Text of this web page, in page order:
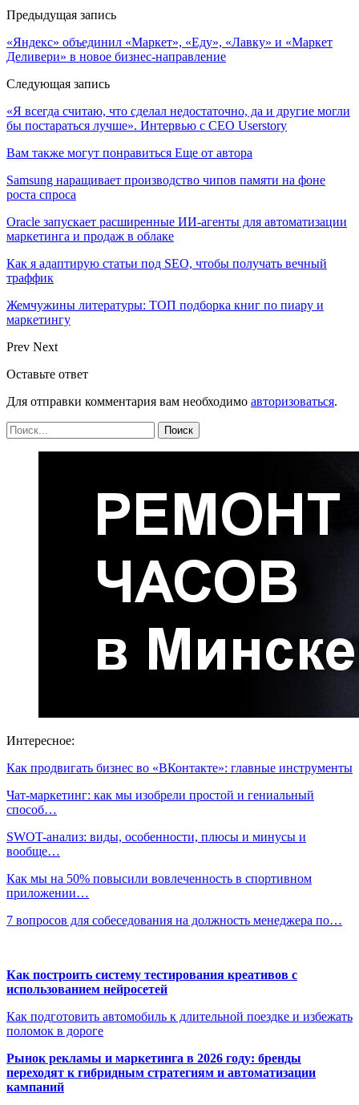
Предыдущая запись
«Яндекс» объединил «Маркет», «Еду», «Лавку» и «Маркет
Деливери» в новое бизнес-направление
Следующая запись
«Я всегда считаю, что сделал недостаточно, да и другие могли
бы постараться лучше». Интервью с СЕО Userstory
Вам также могут понравиться Еще от автора
Samsung наращивает производство чипов памяти на фоне
роста спроса
Oracle запускает расширенные ИИ‑агенты для автоматизации
маркетинга и продаж в облаке
Как я адаптирую статьи под SEO, чтобы получать вечный
траффик
Жемчужины литературы: ТОП подборка книг по пиару и
маркетингу
Prev Next
Оставьте ответ
Для отправки комментария вам необходимо авторизоваться.
Интересное:
Как продвигать бизнес во «ВКонтакте»: главные инструменты
Чат-маркетинг: как мы изобрели простой и гениальный
способ…
SWOT-анализ: виды, особенности, плюсы и минусы и
вообще…
Как мы на 50% повысили вовлеченность в спортивном
приложении…
7 вопросов для собеседования на должность менеджера по…
Как построить систему тестирования креативов с
использованием нейросетей
Как подготовить автомобиль к длительной поездке и избежать
поломок в дороге
Рынок рекламы и маркетинга в 2026 году: бренды
переходят к гибридным стратегиям и автоматизации
кампаний